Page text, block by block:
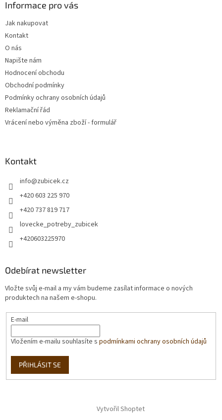
u
Informace pro vás
Jak nakupovat
Kontakt
O nás
Napište nám
Hodnocení obchodu
Obchodní podmínky
Podmínky ochrany osobních údajů
Reklamační řád
Vrácení nebo výměna zboží - formulář
Kontakt
info@zubicek.cz
+420 603 225 970
+420 737 819 717
lovecke_potreby_zubicek
+420603225970
Odebírat newsletter
Vložte svůj e-mail a my vám budeme zasílat informace o nových
produktech na našem e-shopu.
E-mail
Vložením e-mailu souhlasíte s podmínkami ochrany osobních údajů
PŘIHLÁSIT SE
Vytvořil Shoptet